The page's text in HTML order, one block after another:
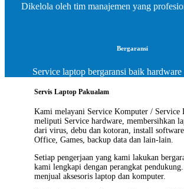
Dikelola oleh tim manajemen yang
Bergaransi
Service laptop bergaransi baik
Servis Laptop Pakualam
Kami melayani Service Komputer / Service
meliputi Service hardware, membersihkan
dari virus, debu dan kotoran, install
Office, Games, backup data dan lain-lain.
Setiap pengerjaan yang kami lakukan
kami lengkapi dengan perangkat
menjual aksesoris laptop dan komputer.